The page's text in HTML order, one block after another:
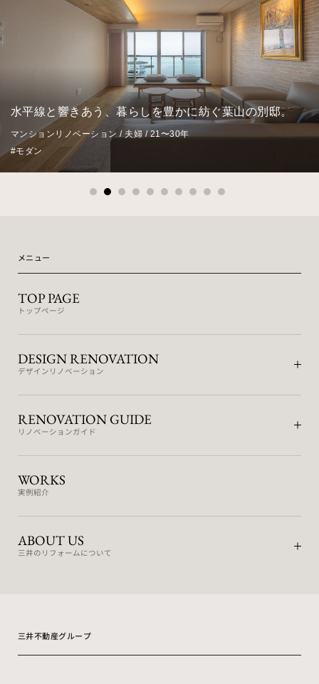
水平線と響きあう、暮らしを豊かに紡ぐ葉山の別邸。
マンションリノベーション / 夫婦 / 21〜30年
#モダン
メニュー
TOP PAGE
トップページ
DESIGN RENOVATION
デザインリノベーション
RENOVATION GUIDE
リノベーションガイド
WORKS
実例紹介
ABOUT US
三井のリフォームについて
三井不動産グループ